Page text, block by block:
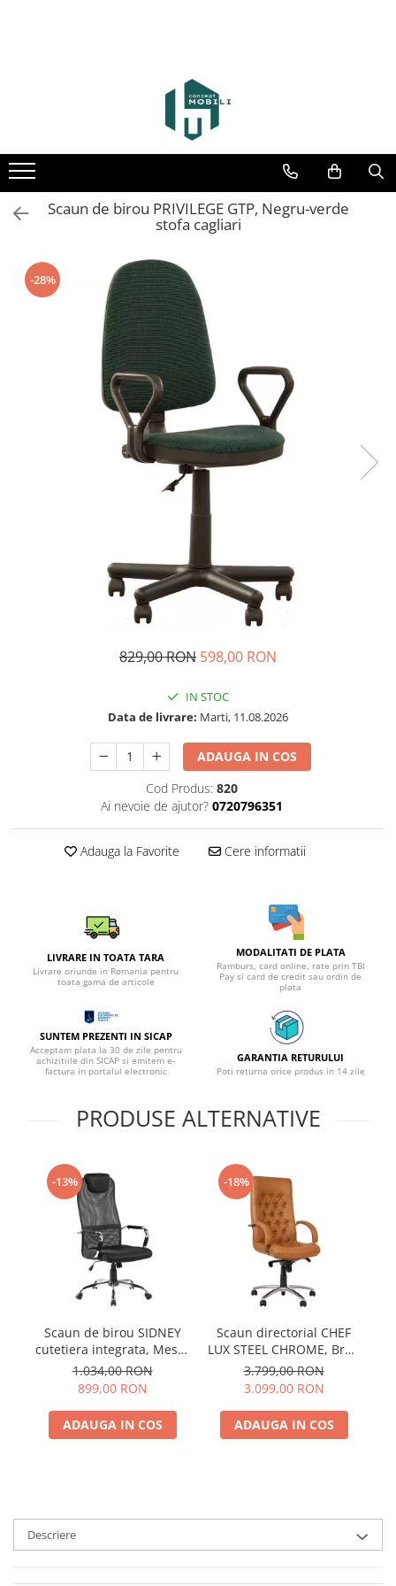
Scaun de birou PRIVILEGE GTP, Negru-verde
stofa cagliari
-28%
829,00 RON 598,00 RON
IN STOC
Data de livrare: Marti, 11.08.2026
ADAUGA IN COS
Cod Produs: 820
Ai nevoie de ajutor? 0720796351
Adauga la Favorite Cere informatii
LIVRARE IN TOATA TARA
Livrare oriunde in Romania pentru
toata gama de articole
MODALITATI DE PLATA
Ramburs, card online, rate prin TBI
Pay si card de credit sau ordin de
plata
SUNTEM PREZENTI IN SICAP
Acceptam plata la 30 de zile pentru
achizitiile din SICAP si emitem e-
factura in portalul electronic
GARANTIA RETURULUI
Poti returna orice produs in 14 zile
PRODUSE ALTERNATIVE
-13%
Scaun de birou SIDNEY
cutetiera integrata, Mesh,
Negru
1.034,00 RON
899,00 RON
ADAUGA IN COS
-18%
Scaun directorial CHEF
LUX STEEL CHROME, Brun
deschis, piele naturala
3.799,00 RON
3.099,00 RON
ADAUGA IN COS
Descriere